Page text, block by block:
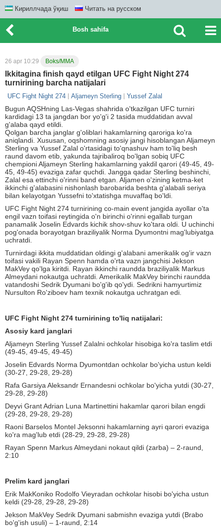
Кириллчада ўқиш Читать на русском
Bosh sahifa
26 apr 10:29 Boks/MMA
Ikkitagina finish qayd etilgan UFC Fight Night 274
turnirining barcha natijalari
UFC Fight Night 274 Aljameyn Sterling Yussef Zalal
Bugun AQSHning Las-Vegas shahrida o'tkazilgan UFC turniri
kardidagi 13 ta jangdan bor yo'g'i 2 tasida muddatidan avval
g'alaba qayd etildi.
Qolgan barcha janglar g'oliblari hakamlarning qaroriga ko'ra
aniqlandi. Xususan, oqshomning asosiy jangi hisoblangan Aljameyn
Sterling va Yussef Zalal o'rtasidagi to'qnashuv ham to'liq besh
raund davom etib, yakunda tajribaliroq bo'lgan sobiq UFC
chempioni Aljameyn Sterling hakamlarning yakdil qarori (49-45, 49-
45, 49-45) evaziga zafar quchdi. Jangga qadar Sterling beshinchi,
Zalal esa ettinchi o'rinni band etgan. Aljamen o'zining ketma-ket
ikkinchi g'alabasini nishonlash barobarida beshta g'alabali seriya
bilan kelayotgan Yussefni to'xtatishga muvaffaq bo'ldi.
UFC Fight Night 274 turnirining co-main event jangida ayollar o'ta
engil vazn toifasi reytingida o'n birinchi o'rinni egallab turgan
panamalik Joselin Edvards kichik shov-shuv ko'tara oldi. U uchinchi
pog'onada borayotgan braziliyalik Norma Dyumontni mag'lubiyatga
uchratdi.
Turnirdagi ikkita muddatidan oldingi g'alabani amerikalik og'ir vazn
toifasi vakili Rayan Spenn hamda o'rta vazn jangchisi Jekson
MakVey qo'lga kiritdi. Rayan ikkinchi raundda braziliyalik Markus
Almeydani nokautga uchratdi. Amerikalik MakVey birinchi raundda
vatandoshi Sedrik Dyumani bo'g'ib qo'ydi. Sedrikni hamyurtimiz
Nursulton Ro'ziboev ham texnik nokautga uchratgan edi.
UFC Fight Night 274 turnirining to'liq natijalari:
Asosiy kard janglari
Aljameyn Sterling Yussef Zalalni ochkolar hisobiga ko'ra taslim etdi
(49-45, 49-45, 49-45)
Joselin Edvards Norma Dyumontdan ochkolar bo'yicha ustun keldi
(30-27, 29-28, 29-28)
Rafa Garsiya Aleksandr Ernandesni ochkolar bo'yicha yutdi (30-27,
29-28, 29-28)
Deyvi Grant Adrian Luna Martinettini hakamlar qarori bilan engdi
(29-28, 29-28, 29-28)
Raoni Barselos Montel Jeksonni hakamlarning ayri qarori evaziga
ko'ra mag'lub etdi (28-29, 29-28, 29-28)
Rayan Spenn Markus Almeydani nokaut qildi (zarba) – 2-raund,
2:10
Prelim kard janglari
Erik MakKoniko Rodolfo Vieyradan ochkolar hisobi bo'yicha ustun
keldi (29-28, 29-28, 29-28)
Jekson MakVey Sedrik Dyumani sabmishn evaziga yutdi (Brabo
bo'g'ish usuli) – 1-raund, 2:14